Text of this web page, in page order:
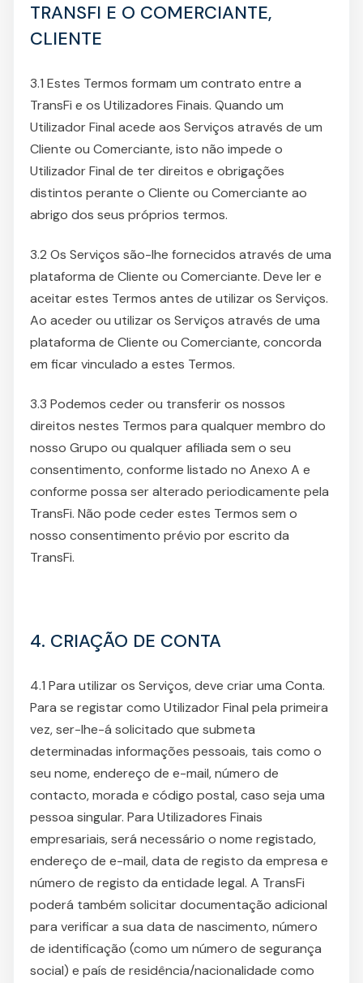
TRANSFI E O COMERCIANTE,
CLIENTE
3.1 Estes Termos formam um contrato entre a
TransFi e os Utilizadores Finais. Quando um
Utilizador Final acede aos Serviços através de um
Cliente ou Comerciante, isto não impede o
Utilizador Final de ter direitos e obrigações
distintos perante o Cliente ou Comerciante ao
abrigo dos seus próprios termos.
3.2 Os Serviços são-lhe fornecidos através de uma
plataforma de Cliente ou Comerciante. Deve ler e
aceitar estes Termos antes de utilizar os Serviços.
Ao aceder ou utilizar os Serviços através de uma
plataforma de Cliente ou Comerciante, concorda
em ficar vinculado a estes Termos.
3.3 Podemos ceder ou transferir os nossos
direitos nestes Termos para qualquer membro do
nosso Grupo ou qualquer afiliada sem o seu
consentimento, conforme listado no Anexo A e
conforme possa ser alterado periodicamente pela
TransFi. Não pode ceder estes Termos sem o
nosso consentimento prévio por escrito da
TransFi.
4. CRIAÇÃO DE CONTA
4.1 Para utilizar os Serviços, deve criar uma Conta.
Para se registar como Utilizador Final pela primeira
vez, ser-lhe-á solicitado que submeta
determinadas informações pessoais, tais como o
seu nome, endereço de e-mail, número de
contacto, morada e código postal, caso seja uma
pessoa singular. Para Utilizadores Finais
empresariais, será necessário o nome registado,
endereço de e-mail, data de registo da empresa e
número de registo da entidade legal. A TransFi
poderá também solicitar documentação adicional
para verificar a sua data de nascimento, número
de identificação (como um número de segurança
social) e país de residência/nacionalidade como